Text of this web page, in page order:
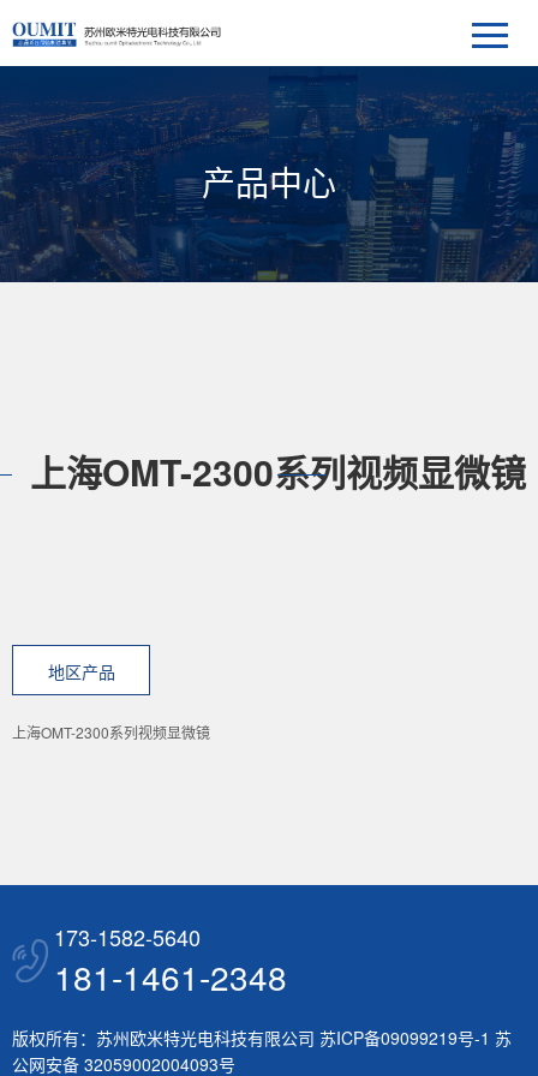
产品中心
上海OMT-2300系列视频显微镜
地区产品
上海OMT-2300系列视频显微镜
173-1582-5640
181-1461-2348
版权所有：苏州欧米特光电科技有限公司 苏ICP备09099219号-1 苏
公网安备 32059002004093号